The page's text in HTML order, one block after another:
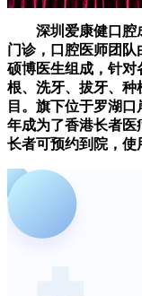
深圳爱康健口腔成
门诊，口腔医师团
硕博医生组成，针对
根、洗牙、拔牙、种
目。旗下位于罗湖口
年成为了香港长者医
长者可预约到院，使